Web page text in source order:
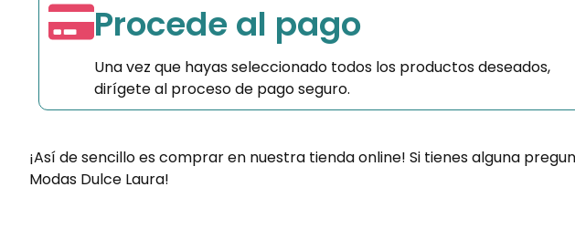
Procede al pago
Una vez que hayas seleccionado todos los productos deseados,
dirígete al proceso de pago seguro.
¡Así de sencillo es comprar en nuestra tienda online! Si tienes alguna
Modas Dulce Laura!